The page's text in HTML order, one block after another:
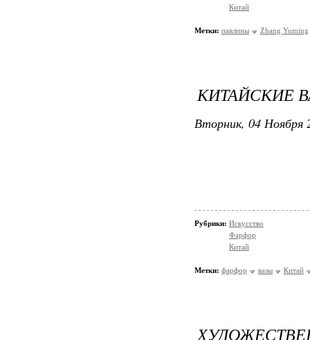
Китай
Метки: павлины Zhang Yuming
КИТАЙСКИЕ
Вторник, 04 Ноября
Рубрики: Искусство
Фарфор
Китай
Метки: фарфор вазы Китай